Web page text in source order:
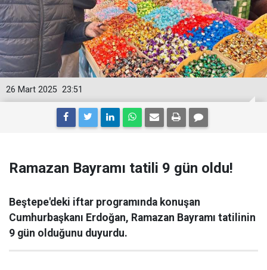
23:51
26 Mart 2025
Ramazan Bayramı tatili 9 gün oldu!
Beştepe'deki iftar programında konuşan
Cumhurbaşkanı Erdoğan, Ramazan Bayramı tatilinin
9 gün olduğunu duyurdu.